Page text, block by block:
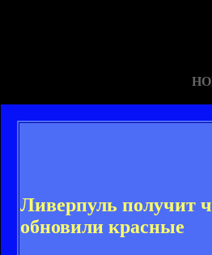
Ливерпуль получит
обновили красные